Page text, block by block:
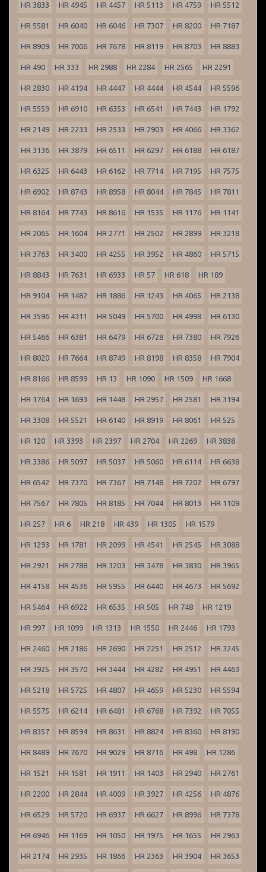
HR 3833 HR 4945 HR 4457 HR 5113 HR 4759 HR 5512
HR 5581 HR 6040 HR 6046 HR 7307 HR 8200 HR 7187
HR 8909 HR 7006 HR 7678 HR 8119 HR 8703 HR 8883
HR 490 HR 333 HR 2988 HR 2284 HR 2565 HR 2291
HR 2830 HR 4194 HR 4447 HR 4444 HR 4544 HR 5596
HR 5559 HR 6910 HR 6353 HR 6541 HR 7443 HR 1792
HR 2149 HR 2233 HR 2533 HR 2903 HR 4066 HR 3362
HR 3136 HR 3879 HR 6511 HR 6297 HR 6188 HR 6187
HR 6325 HR 6443 HR 6162 HR 7714 HR 7195 HR 7575
HR 6902 HR 8743 HR 8958 HR 8044 HR 7845 HR 7811
HR 8164 HR 7743 HR 8616 HR 1535 HR 1176 HR 1141
HR 2065 HR 1604 HR 2771 HR 2502 HR 2899 HR 3218
HR 3763 HR 3400 HR 4255 HR 3952 HR 4860 HR 5715
HR 8843 HR 7631 HR 6933 HR 57 HR 618 HR 189
HR 9104 HR 1482 HR 1886 HR 1243 HR 4065 HR 2138
HR 3596 HR 4311 HR 5049 HR 5700 HR 4998 HR 6130
HR 5466 HR 6381 HR 6479 HR 6728 HR 7380 HR 7926
HR 8020 HR 7664 HR 8749 HR 8198 HR 8358 HR 7904
HR 8166 HR 8599 HR 13 HR 1090 HR 1509 HR 1668
HR 1764 HR 1693 HR 1448 HR 2957 HR 2581 HR 3194
HR 3308 HR 5521 HR 6140 HR 8919 HR 8061 HR 525
HR 120 HR 3393 HR 2397 HR 2704 HR 2269 HR 3838
HR 3386 HR 5097 HR 5037 HR 5060 HR 6114 HR 6638
HR 6542 HR 7370 HR 7367 HR 7148 HR 7202 HR 6797
HR 7567 HR 7805 HR 8185 HR 7044 HR 8013 HR 1109
HR 257 HR 6 HR 218 HR 439 HR 1305 HR 1579
HR 1293 HR 1781 HR 2099 HR 4541 HR 2545 HR 3088
HR 2921 HR 2788 HR 3203 HR 3478 HR 3830 HR 3965
HR 4158 HR 4536 HR 5955 HR 6440 HR 4673 HR 5692
HR 5464 HR 6922 HR 6535 HR 505 HR 748 HR 1219
HR 997 HR 1099 HR 1313 HR 1550 HR 2446 HR 1793
HR 2460 HR 2186 HR 2690 HR 2251 HR 2512 HR 3245
HR 3925 HR 3570 HR 3444 HR 4282 HR 4951 HR 4463
HR 5218 HR 5725 HR 4807 HR 4659 HR 5230 HR 5594
HR 5575 HR 6214 HR 6481 HR 6768 HR 7392 HR 7055
HR 8357 HR 8594 HR 8631 HR 8824 HR 8360 HR 8190
HR 8489 HR 7670 HR 9029 HR 8716 HR 498 HR 1286
HR 1521 HR 1581 HR 1911 HR 1403 HR 2940 HR 2761
HR 2200 HR 2844 HR 4009 HR 3927 HR 4256 HR 4876
HR 6529 HR 5720 HR 6937 HR 6627 HR 8996 HR 7378
HR 6946 HR 1169 HR 1050 HR 1975 HR 1655 HR 2963
HR 2174 HR 2935 HR 1866 HR 2363 HR 3904 HR 3653